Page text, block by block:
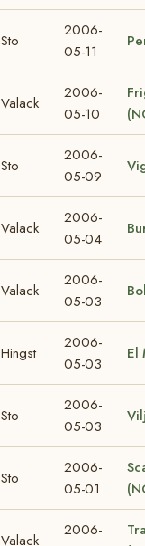
Sto
2006-
05-11
Valack
2006-
05-10
Sto
2006-
05-09
Valack
2006-
05-04
Valack
2006-
05-03
Hingst
2006-
05-03
El
Sto
2006-
05-03
Sto
2006-
05-01
Valack
2006-